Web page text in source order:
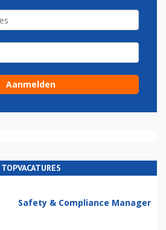
TOPVACATURES
Safety & Compliance Manager